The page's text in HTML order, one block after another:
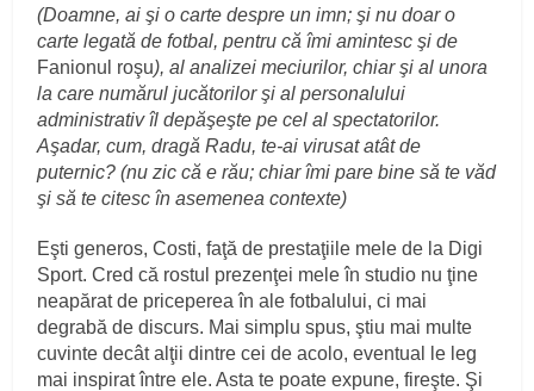
(Doamne, ai şi o carte despre un imn; şi nu doar o
carte legată de fotbal, pentru că îmi amintesc şi de
Fanionul roşu), al analizei meciurilor, chiar şi al unora
la care numărul jucătorilor şi al personalului
administrativ îl depăşeşte pe cel al spectatorilor.
Aşadar, cum, dragă Radu, te-ai virusat atât de
puternic? (nu zic că e rău; chiar îmi pare bine să te văd
şi să te citesc în asemenea contexte)
Eşti generos, Costi, faţă de prestaţiile mele de la Digi
Sport. Cred că rostul prezenţei mele în studio nu ţine
neapărat de priceperea în ale fotbalului, ci mai
degrabă de discurs. Mai simplu spus, ştiu mai multe
cuvinte decât alţii dintre cei de acolo, eventual le leg
mai inspirat între ele. Asta te poate expune, fireşte. Şi